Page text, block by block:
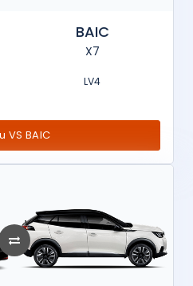
BAIC
X7
LV4
VS BAIC